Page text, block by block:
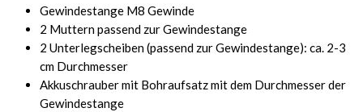
Gewindestange M8 Gewinde
2 Muttern passend zur Gewindestange
2 Unterlegscheiben (passend zur Gewindestange): ca. 2-3
cm Durchmesser
Akkuschrauber mit Bohraufsatz mit dem Durchmesser der
Gewindestange